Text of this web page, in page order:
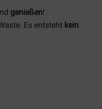
genießen!
Es entsteht kein